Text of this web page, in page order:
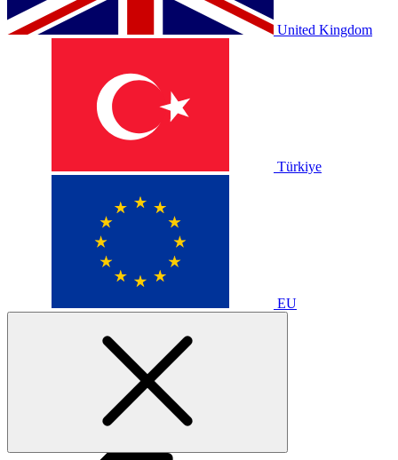
United Kingdom
Türkiye
EU